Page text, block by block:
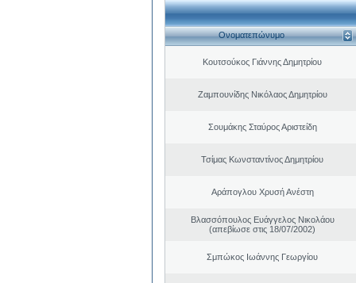
Ονοματεπώνυμο
Κουτσούκος Γιάννης Δημητρίου
Ζαμπουνίδης Νικόλαος Δημητρίου
Σουμάκης Σταύρος Αριστείδη
Τσίμας Κωνσταντίνος Δημητρίου
Αράπογλου Χρυσή Ανέστη
Βλασσόπουλος Ευάγγελος Νικολάου
(απεβίωσε στις 18/07/2002)
Σμπώκος Ιωάννης Γεωργίου